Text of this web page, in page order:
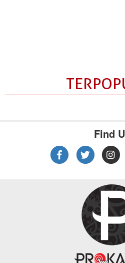
Find